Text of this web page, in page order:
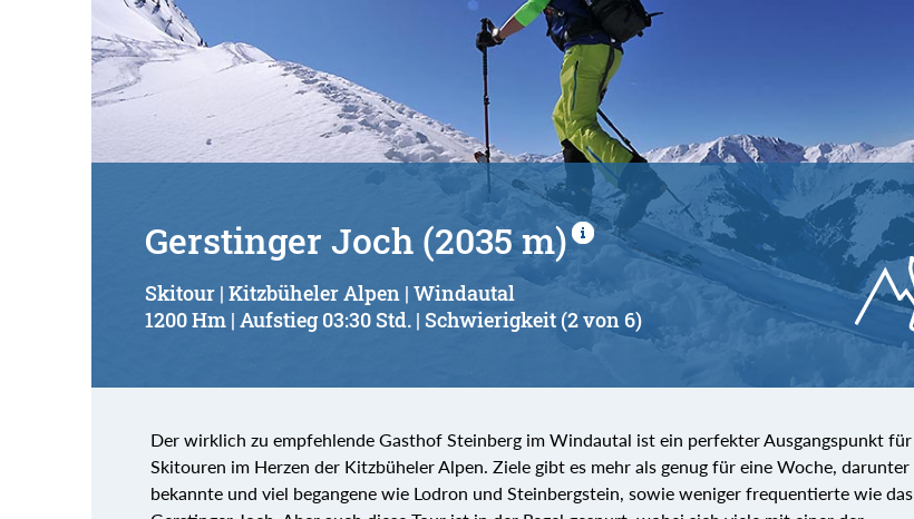
Gerstinger Joch (2035 m)
Skitour | Kitzbüheler Alpen | Windautal
1200 Hm | Aufstieg 03:30 Std. | Schwierigkeit (2 von 6)
Der wirklich zu empfehlende Gasthof Steinberg im Windautal ist ein perfekter Ausgangspunkt für
Skitouren im Herzen der Kitzbüheler Alpen. Ziele gibt es mehr als genug für eine Woche, darunter
bekannte und viel begangene wie Lodron und Steinbergstein, sowie weniger frequentierte wie das